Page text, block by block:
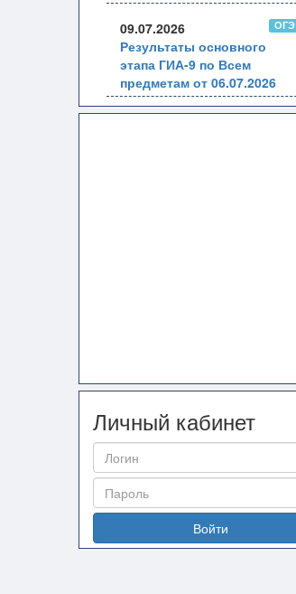
09.07.2026 ОГЭ
Результаты основного
этапа ГИА-9 по Всем
предметам от 06.07.2026
Личный кабинет
Войти